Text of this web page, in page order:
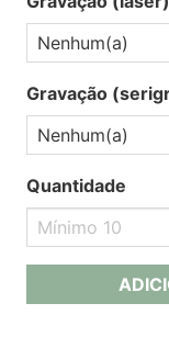
Gravação
Quantidade